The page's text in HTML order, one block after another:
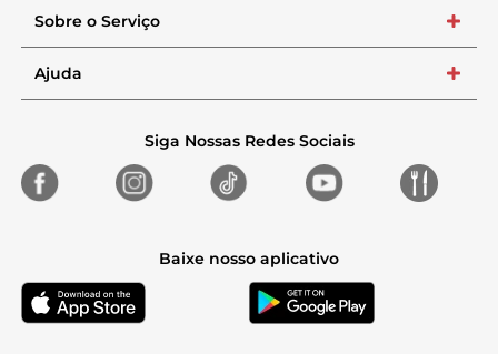
Sobre o Serviço +
Ajuda +
Siga Nossas Redes Sociais
Baixe nosso aplicativo